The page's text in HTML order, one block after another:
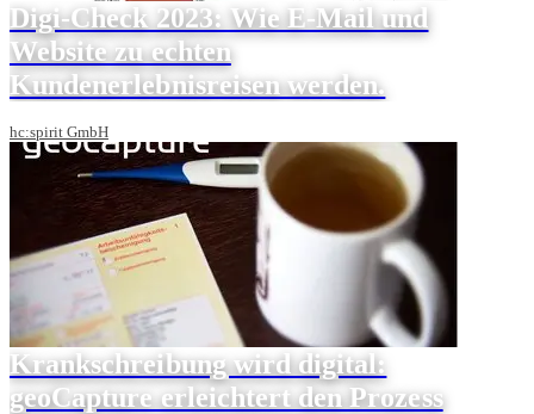
Digi-Check 2023: Wie E-Mail und
Website zu echten
Kundenerlebnisreisen werden.
hc:spirit GmbH
Krankschreibung wird digital:
geoCapture erleichtert den Prozess